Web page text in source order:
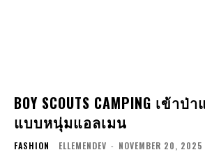
BOY SCOUTS CAMPING เข้า
แบบหนุ่มแอลเมน
FASHION ELLEMENDEV - NOVEMBER 20, 2025